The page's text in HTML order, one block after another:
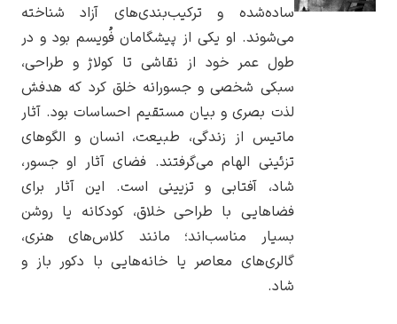
پل سزان
یوهانس فرمیر
پرفروش‌ترین
ساده‌شده و ترکیب‌بندی‌های آزاد شناخته
می‌شوند. او یکی از پیشگامان فُویسم بود و در
طول عمر خود از نقاشی تا کولاژ و طراحی،
سبکی شخصی و جسورانه خلق کرد که هدفش
لذت بصری و بیان مستقیم احساسات بود. آثار
ماتیس از زندگی، طبیعت، انسان و الگوهای
تزئینی الهام می‌گرفتند. فضای آثار او جسور،
شاد، آفتابی و تزیینی است. این آثار برای
فضاهایی با طراحی خلاق، کودکانه یا روشن
بسیار مناسب‌اند؛ مانند کلاس‌های هنری،
گالری‌های معاصر یا خانه‌هایی با دکور باز و
شاد.